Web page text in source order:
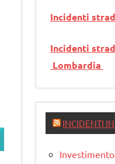
Incidenti
Incidenti
Lombardia
INCIDENTI